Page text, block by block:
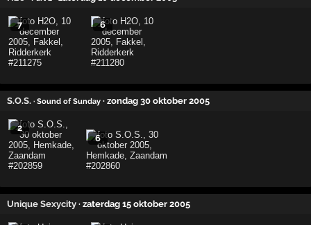
7 6
S.O.S. · Sound of Sunday · zondag 30 oktober 2005
2
6
Unique Sexycity · zaterdag 15 oktober 2005